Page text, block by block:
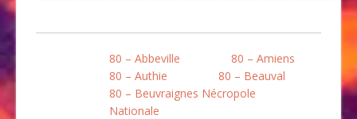
80 – Abbeville
80 – Amiens
80 – Authie
80 – Beauval
80 – Beuvraignes Nécropole
Nationale